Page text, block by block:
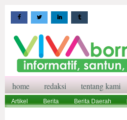
home redaksi tentang kami
Artikel Berita Berita Daerah